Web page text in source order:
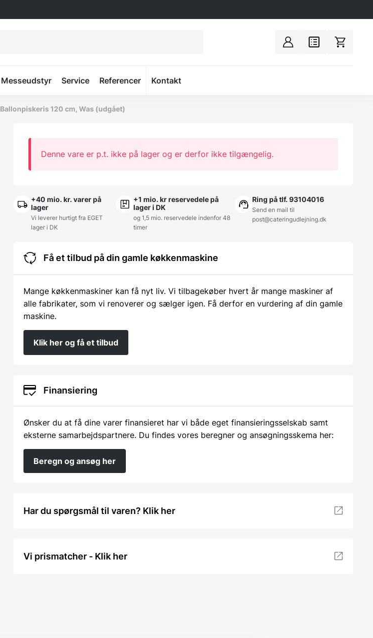
Messeudstyr Service Referencer Spacer
Kontakt
Ballonpiskeris 120 cm, Was (udgået)
Denne vare er p.t. ikke på lager og er derfor ikke tilgængelig.
+40 mio. kr. varer på
lager
Vi leverer hurtigt fra EGET
lager i DK
+1 mio. kr reservedele på
lager i DK
og 1,5 mio. reservedele indenfor 48
timer
Ring på tlf. 93104016
Send en mail til
post@cateringudlejning.dk
Få et tilbud på din gamle køkkenmaskine
Mange køkkenmaskiner kan få nyt liv. Vi tilbagekøber hvert år mange maskiner af
alle fabrikater, som vi renoverer og sælger igen. Få derfor en vurdering af din gamle
maskine.
Klik her og få et tilbud
Finansiering
Ønsker du at få dine varer finansieret har vi både eget finansieringsselskab samt
eksterne samarbejdspartnere. Du findes vores beregner og ansøgningsskema her:
Beregn og ansøg her
Har du spørgsmål til varen? Klik her
Vi prismatcher - Klik her